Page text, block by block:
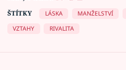
ŠTÍTKY
LÁSKA MANŽELSTVÍ
VZTAHY
RIVALITA